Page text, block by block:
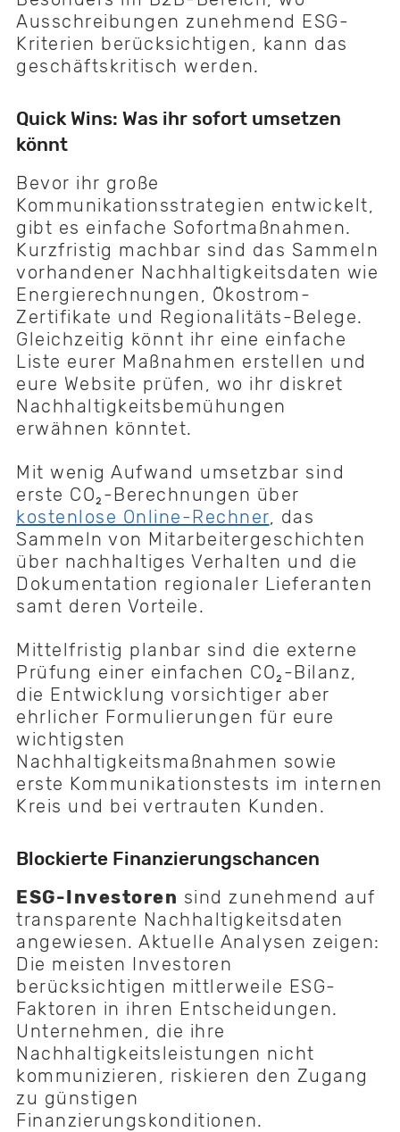
Ausschreibungen zunehmend ESG-
Kriterien berücksichtigen, kann das
geschäftskritisch werden.
Quick Wins: Was ihr sofort umsetzen
könnt
Bevor ihr große
Kommunikationsstrategien entwickelt,
gibt es einfache Sofortmaßnahmen.
Kurzfristig machbar sind das Sammeln
vorhandener Nachhaltigkeitsdaten wie
Energierechnungen, Ökostrom-
Zertifikate und Regionalitäts-Belege.
Gleichzeitig könnt ihr eine einfache
Liste eurer Maßnahmen erstellen und
eure Website prüfen, wo ihr diskret
Nachhaltigkeitsbemühungen
erwähnen könntet.
Mit wenig Aufwand umsetzbar sind
erste CO₂-Berechnungen über
kostenlose Online-Rechner, das
Sammeln von Mitarbeitergeschichten
über nachhaltiges Verhalten und die
Dokumentation regionaler Lieferanten
samt deren Vorteile.
Mittelfristig planbar sind die externe
Prüfung einer einfachen CO₂-Bilanz,
die Entwicklung vorsichtiger aber
ehrlicher Formulierungen für eure
wichtigsten
Nachhaltigkeitsmaßnahmen sowie
erste Kommunikationstests im internen
Kreis und bei vertrauten Kunden.
Blockierte Finanzierungschancen
ESG-Investoren sind zunehmend auf
transparente Nachhaltigkeitsdaten
angewiesen. Aktuelle Analysen zeigen:
Die meisten Investoren
berücksichtigen mittlerweile ESG-
Faktoren in ihren Entscheidungen.
Unternehmen, die ihre
Nachhaltigkeitsleistungen nicht
kommunizieren, riskieren den Zugang
zu günstigen
Finanzierungskonditionen.